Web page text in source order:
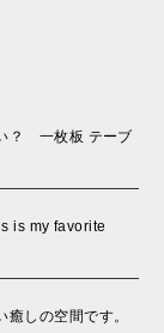
？ 一枚板 テーブ
is my favorite
しの空間です。